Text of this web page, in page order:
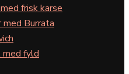
frisk karse
Burrata
fyld